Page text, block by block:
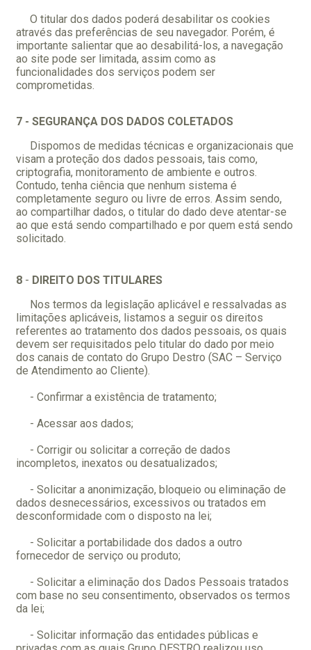
O titular dos dados poderá desabilitar os cookies
através das preferências de seu navegador. Porém, é
importante salientar que ao desabilitá-los, a navegação
ao site pode ser limitada, assim como as
funcionalidades dos serviços podem ser
comprometidas.
7 - SEGURANÇA DOS DADOS COLETADOS
Dispomos de medidas técnicas e organizacionais que
visam a proteção dos dados pessoais, tais como,
criptografia, monitoramento de ambiente e outros.
Contudo, tenha ciência que nenhum sistema é
completamente seguro ou livre de erros. Assim sendo,
ao compartilhar dados, o titular do dado deve atentar-se
ao que está sendo compartilhado e por quem está sendo
solicitado.
8 - DIREITO DOS TITULARES
Nos termos da legislação aplicável e ressalvadas as
limitações aplicáveis, listamos a seguir os direitos
referentes ao tratamento dos dados pessoais, os quais
devem ser requisitados pelo titular do dado por meio
dos canais de contato do Grupo Destro (SAC – Serviço
de Atendimento ao Cliente).
- Confirmar a existência de tratamento;
- Acessar aos dados;
-Corrigir ou solicitar a correção de dados
incompletos, inexatos ou desatualizados;
-Solicitar a anonimização, bloqueio ou eliminação de
dados desnecessários, excessivos ou tratados em
desconformidade com o disposto na lei;
-Solicitar a portabilidade dos dados a outro
fornecedor de serviço ou produto;
-Solicitar a eliminação dos Dados Pessoais tratados
com base no seu consentimento, observados os termos
da lei;
-Solicitar informação das entidades públicas e